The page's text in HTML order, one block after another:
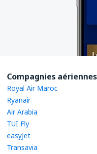
Compagnies aériennes
Royal Air Maroc
Ryanair
Air Arabia
TUI Fly
easyJet
Transavia